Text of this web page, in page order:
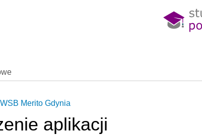
Merito Gdynia
aplikacji